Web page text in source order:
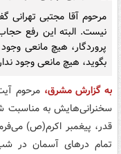
مرحوم آقا مجتبی
نیست. البته این رفع
پروردگار، هیچ مانعی
بگوید، هیچ مانعی وجود
به گزارش مشرق، مرحوم
سخنرانی‌هایش به مناسبت